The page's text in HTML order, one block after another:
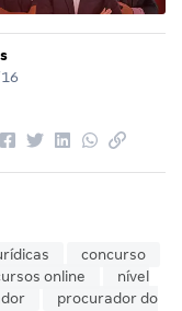
concurso
online
nível
procurador do